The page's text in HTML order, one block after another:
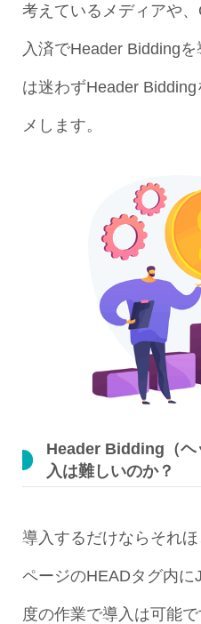
考えているメディアや
入済でHeader Bidding
は迷わずHeader
メします。
Header Bidding（ヘ
入は難しいのか？
導入するだけならそれほ
ページのHEADタグ内
度の作業で導入は可能で